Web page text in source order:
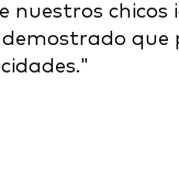
demostrado